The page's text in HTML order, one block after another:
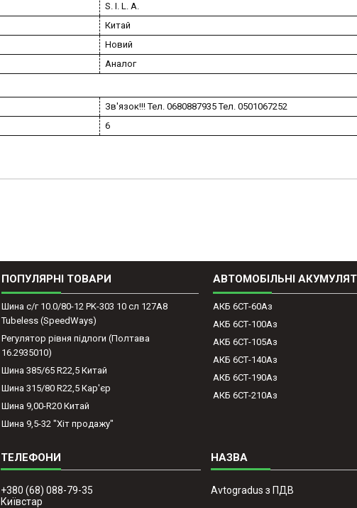
S. I. L. A.
Китай
Новий
Аналог
Зв'язок!!! Тел. 0680887935 Тел. 0501067252
6
ПОПУЛЯРНІ ТОВАРИ
Шина с/г 10.0/80-12 PK-303 10 сл 127A8
Tubeless (SpeedWays)
Регулятор рівня підлоги (Полтава
16.2935010)
Шина 385/65 R22,5 Китай
Шина 315/80 R22,5 Кар'єр
Шина 9,00-R20 Китай
Шина 9,5-32 "Хіт продажу"
АВТОМОБІЛЬНІ
АКБ 6СТ-60Аз
АКБ 6СТ-100Аз
АКБ 6СТ-105Аз
АКБ 6СТ-140Аз
АКБ 6СТ-190Аз
АКБ 6СТ-210Аз
+380 (68) 088-79-35
Київстар
Avtogradus з ПДВ